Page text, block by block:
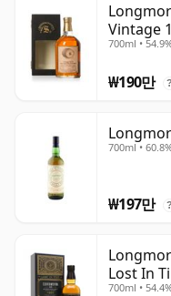
Vintage
700ml •
₩190만 ?
700ml •
₩197만 ?
Lost In
700ml •